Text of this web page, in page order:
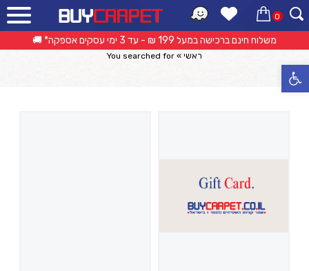
פתח סרגל נגישות
משלוח חינם ברכישה במעל 199 ₪ - עד 3 ימי עסקים אספקה* 🚚
אפשרות החזרה/החלפה עד 14 ימי עסקים 🔁
0 תוצאות חיפוש:
ראשי »
You searched for